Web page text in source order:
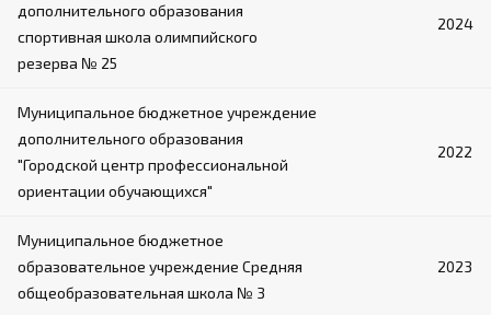
дополнительного образования
спортивная школа олимпийского
резерва № 25
2024
Муниципальное бюджетное учреждение
дополнительного образования
"Городской центр профессиональной
ориентации обучающихся"
2022
Муниципальное бюджетное
образовательное учреждение Средняя
общеобразовательная школа № 3
2023